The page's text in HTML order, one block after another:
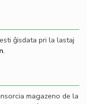
ĝisdata pri la lastaj
.
magazeno de la